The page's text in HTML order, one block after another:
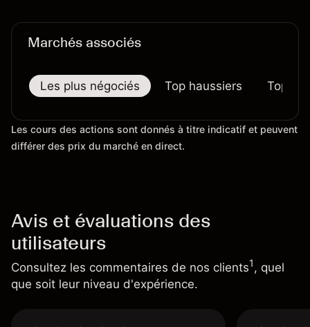
Marchés associés
Les plus négociés Top haussiers Top
Les cours des actions sont donnés à titre indicatif et peuvent
différer des prix du marché en direct.
Avis et évaluations des
utilisateurs
Consultez les commentaires de nos clients1, quel
que soit leur niveau d'expérience.